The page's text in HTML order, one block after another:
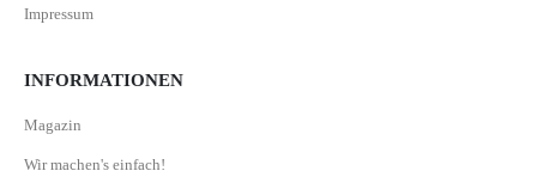
Impressum
INFORMATIONEN
Magazin
Wir machen's einfach!